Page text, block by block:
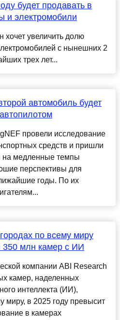
будет продавать в
и электромобили
хочет увеличить долю
с нынешних 2
трех лет...
автомобиль будет
провели исследование
средств и пришли
на медленные темпы
перспективы для
годы. По их
по всему миру
350 млн камер с ИИ
компании ABI Research
камер, наделенных
интеллекта (ИИ),
миру, в 2025 году превысит
в камерах